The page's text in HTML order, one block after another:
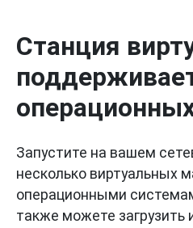
Станция
Запустите на вашем
несколько виртуальных
операционными
также можете загрузить